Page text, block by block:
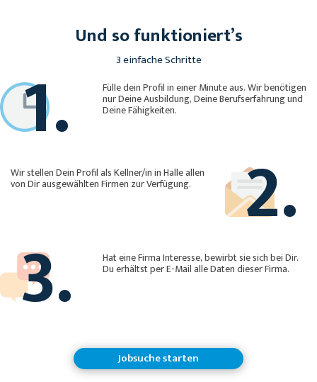
Und so funktioniert’s
3 einfache Schritte
1. Fülle dein Profil in einer Minute aus. Wir benötigen
nur Deine Ausbildung, Deine Berufserfahrung und
Deine Fähigkeiten.
2.
Wir stellen Dein Profil als Kellner/in in Halle allen
von Dir ausgewählten Firmen zur Verfügung.
3. Hat eine Firma Interesse, bewirbt sie sich bei Dir.
Du erhältst per E-Mail alle Daten dieser Firma.
Jobsuche starten